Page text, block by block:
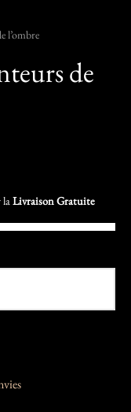
l’ombre
de
Livraison Gratuite